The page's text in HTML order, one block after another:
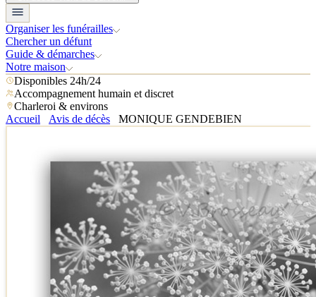
Organiser les funérailles
Chercher un défunt
Guide & démarches
Notre maison
Disponibles 24h/24
Accompagnement humain et discret
Charleroi & environs
Accueil
Avis de décès MONIQUE GENDEBIEN